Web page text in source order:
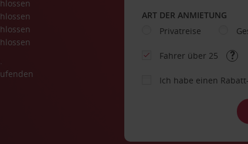
ART DER ANMIETUNG
Privatreise
Fahrer über 25
Ich habe einen